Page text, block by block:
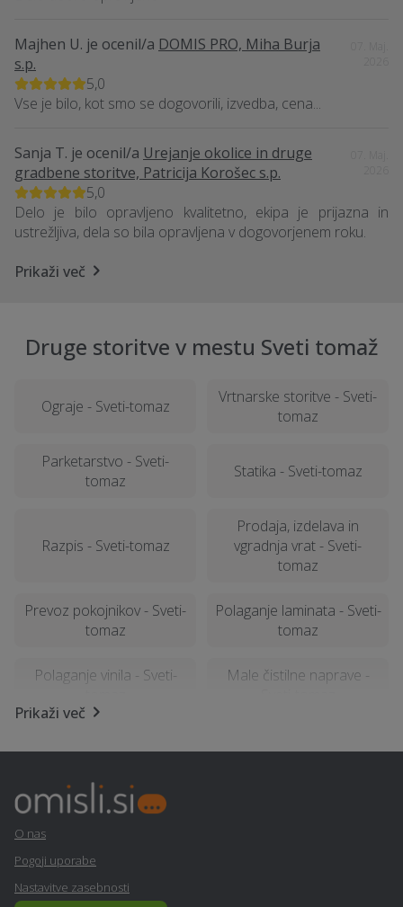
Majhen U. je ocenil/a DOMIS PRO, Miha Burja
s.p.
5,0
Vse je bilo, kot smo se dogovorili, izvedba, cena...
Sanja T. je ocenil/a Urejanje okolice in druge
gradbene storitve, Patricija Korošec s.p.
5,0
Delo je bilo opravljeno kvalitetno, ekipa je prijazna in
ustrežljiva, dela so bila opravljena v dogovorjenem roku.
Prikaži več
Druge storitve v mestu Sveti tomaž
Ograje - Sveti-tomaz
Vrtnarske storitve - Sveti-
tomaz
Parketarstvo - Sveti-
tomaz
Statika - Sveti-tomaz
Razpis - Sveti-tomaz
Prodaja, izdelava in
vgradnja vrat - Sveti-
tomaz
Prevoz pokojnikov - Sveti-
tomaz
Polaganje laminata - Sveti-
tomaz
Polaganje vinila - Sveti-
Male čistilne naprave -
Tapetništvo - Sveti-tomaz
Električarske storitve -
Fizioterapija - Sveti-tomaz
Prikaži več
O nas
Pogoji uporabe
Nastavitve zasebnosti